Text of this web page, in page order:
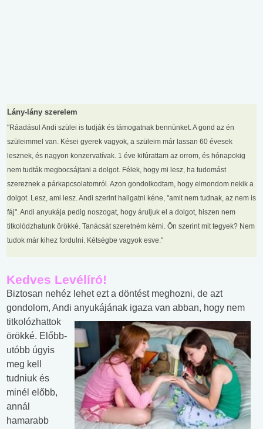
Lány-lány szerelem
"Ráadásul Andi szülei is tudják és támogatnak bennünket. A gond az én
szüleimmel van. Kései gyerek vagyok, a szüleim már lassan 60 évesek
lesznek, és nagyon konzervatívak. 1 éve kifúrattam az orrom, és hónapokig
nem tudták megbocsájtani a dolgot. Félek, hogy mi lesz, ha tudomást
szereznek a párkapcsolatomról. Azon gondolkodtam, hogy elmondom nekik a
dolgot. Lesz, ami lesz. Andi szerint hallgatni kéne, "amit nem tudnak, az nem is
fáj". Andi anyukája pedig noszogat, hogy áruljuk el a dolgot, hiszen nem
titkolódzhatunk örökké. Tanácsát szeretném kérni. Ön szerint mit tegyek? Nem
tudok már kihez fordulni. Kétségbe vagyok esve."
Kedves Levélíró!
Biztosan nehéz lehet ezt a döntést meghozni, de azt
gondolom, Andi anyukájának igaza van abban, hogy nem
titkolózhattok
örökké. Előbb-
utóbb úgyis
meg kell
tudniuk és
minél előbb,
annál
hamarabb